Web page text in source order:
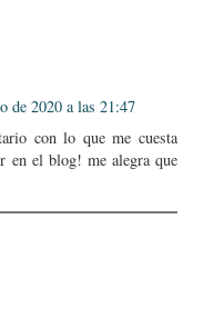
de 2020 a las 21:47
con lo que me cuesta
en el blog! me alegra que